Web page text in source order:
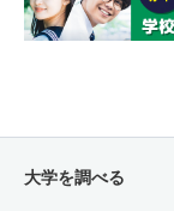
大学を調べる